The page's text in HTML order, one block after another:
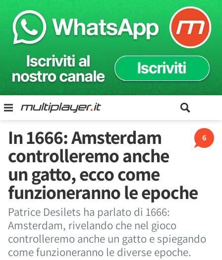
6
In 1666: Amsterdam
controlleremo anche
un gatto, ecco come
funzioneranno le epoche
Patrice Desilets ha parlato di 1666:
Amsterdam, rivelando che nel gioco
controlleremo anche un gatto e spiegando
come funzioneranno le diverse epoche.